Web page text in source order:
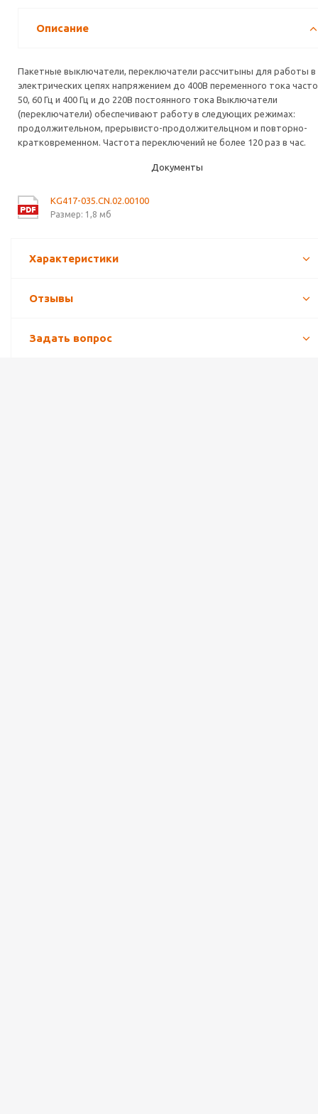
Описание
Пакетные выключатели, переключатели рассчитыны для работы в
электрических цепях напряжением до 400В переменного тока
50, 60 Гц и 400 Гц и до 220В постоянного тока Выключатели
(переключатели) обеспечивают работу в следующих режимах:
продолжительном, прерывисто-продолжительцном и повторно-
кратковременном. Частота переключений не более 120 раз в час.
Документы
KG417-035.CN.02.00100
Размер: 1,8 мб
Характеристики
Отзывы
Задать вопрос